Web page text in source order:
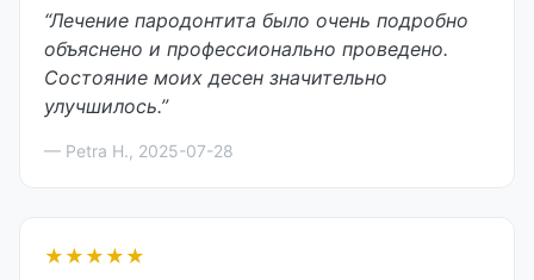
“Лечение пародонтита было очень подробно
объяснено и профессионально проведено.
Состояние моих десен значительно
улучшилось.”
— Petra H., 2025-07-28
★★★★★